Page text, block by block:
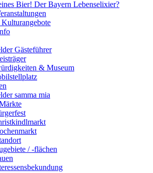
Bier! Der Bayern Lebenselixier?
Kulturangebote
Gästeführer
& Museum
samma mia
/ -flächen